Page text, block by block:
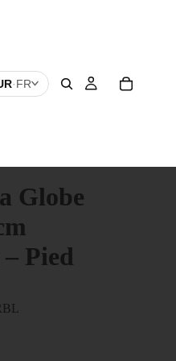
·FR
Globe
Pied